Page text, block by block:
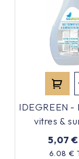
IDEGREEN
vitres &
Ecolabel -
5,07 €
6.08 €